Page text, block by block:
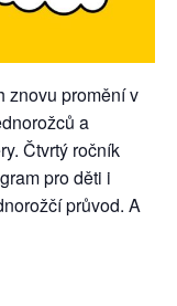
znovu promění v
a
Čtvrtý ročník
pro děti i
průvod. A